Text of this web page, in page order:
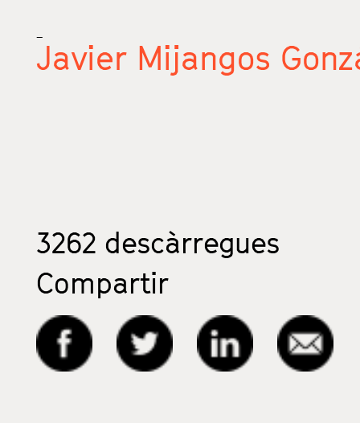
_
Javier Mijangos
3262 descàrregues
Compartir